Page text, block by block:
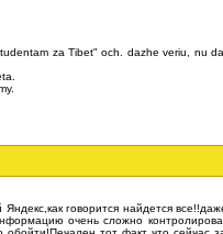
za Tibet" och. dazhe veriu, nu
говорится найдется
очень сложно